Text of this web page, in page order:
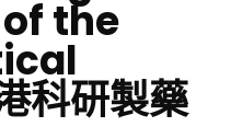
the
科研製藥